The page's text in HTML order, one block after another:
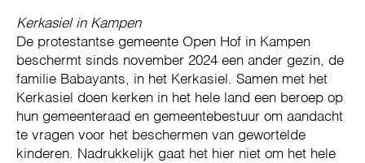
Kerkasiel in Kampen
De protestantse gemeente Open Hof in Kampen
beschermt sinds november 2024 een ander gezin, de
familie Babayants, in het Kerkasiel. Samen met het
Kerkasiel doen kerken in het hele land een beroep op
hun gemeenteraad en gemeentebestuur om aandacht
te vragen voor het beschermen van gewortelde
kinderen. Nadrukkelijk gaat het hier niet om het hele